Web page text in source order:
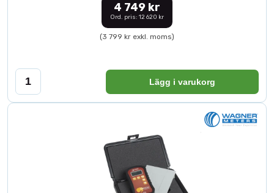
4 749 kr
Ord. pris: 12 620 kr
(3 799 kr exkl. moms)
Lägg i varukorg